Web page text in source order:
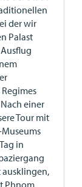
der wir
Palast
einer
Tour mit
in
ausklingen,